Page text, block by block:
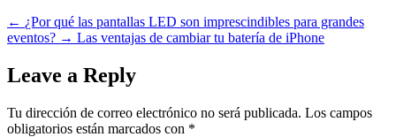
← ¿Por qué las pantallas LED son imprescindibles para grandes
eventos? → Las ventajas de cambiar tu batería de iPhone
Leave a Reply
Tu dirección de correo electrónico no será publicada. Los campos
obligatorios están marcados con *